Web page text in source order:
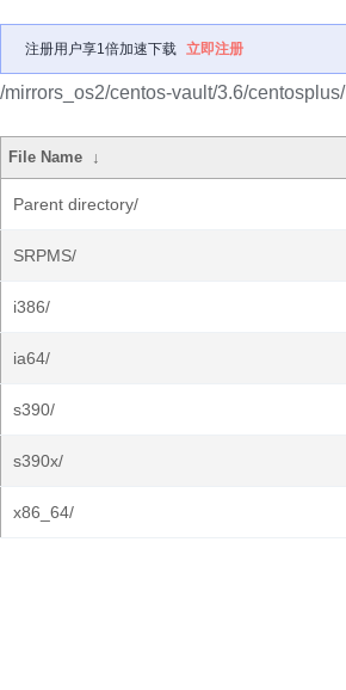
注册用户享1倍加速下载 立即注册
/mirrors_os2/centos-vault/3.6/centosplus/
File Name ↓
Parent directory/
SRPMS/
i386/
ia64/
s390/
s390x/
x86_64/